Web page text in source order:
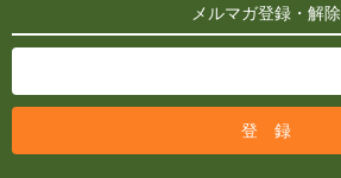
メルマガ登録・解除